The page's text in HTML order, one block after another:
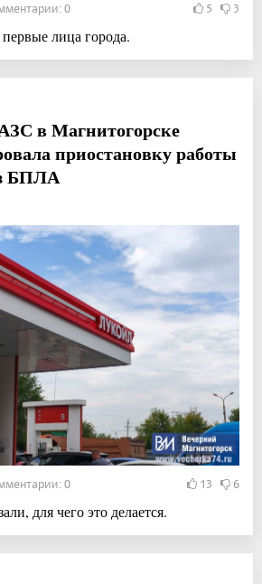
0 5 3
лица города.
в Магнитогорске
приостановку работы
БПЛА
0 13 6
для чего это делается.